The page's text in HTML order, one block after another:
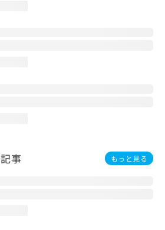
事 もっと見る